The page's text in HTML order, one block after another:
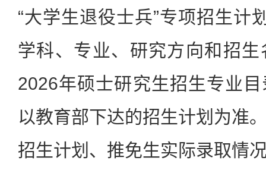
“大学生退役士兵”专项招生计
学科、专业、研究方向和招
2026年硕士研究生招生专业
以教育部下达的招生计划为准
招生计划、推免生实际录取情